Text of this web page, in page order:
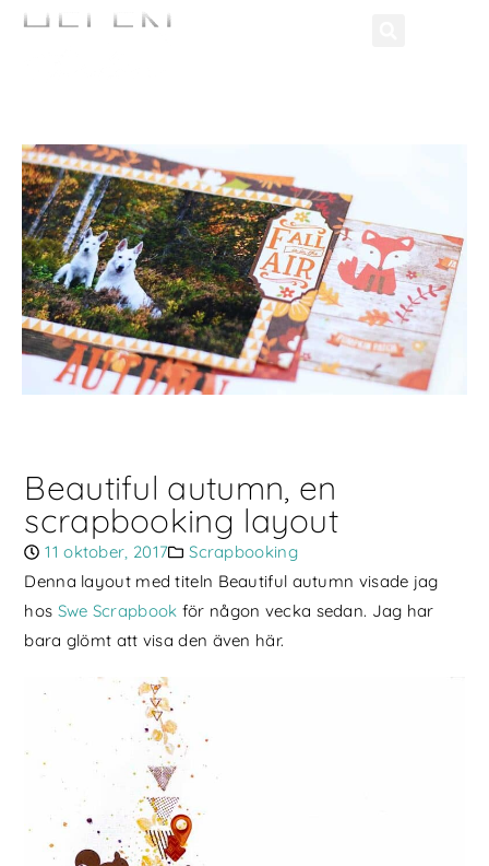
Beautiful autumn, en
scrapbooking layout
11 oktober, 2017
Scrapbooking
Denna layout med titeln Beautiful autumn visade jag
hos Swe Scrapbook för någon vecka sedan. Jag har
bara glömt att visa den även här.